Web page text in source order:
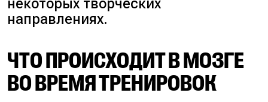
некоторых творческих
направлениях.
ЧТО ПРОИСХОДИТ В МОЗГЕ
ВО ВРЕМЯ ТРЕНИРОВОК